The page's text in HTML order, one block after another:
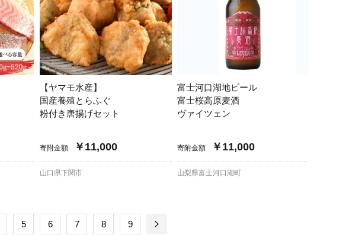
【ヤマモ水産】
国産養殖とらふぐ
粉付き唐揚げセット
寄附金額 ￥11,000
山口県下関市
富士河口湖地ビール
富士桜高原麦酒
ヴァイツェン
寄附金額 ￥11,000
山梨県富士河口湖町
5 6 7 8 9